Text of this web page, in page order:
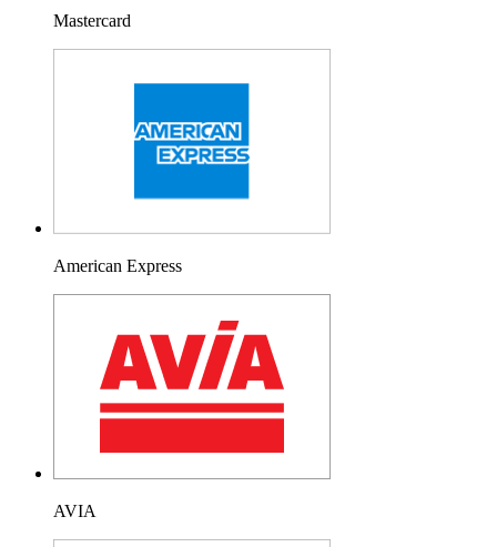
Mastercard
American Express
AVIA